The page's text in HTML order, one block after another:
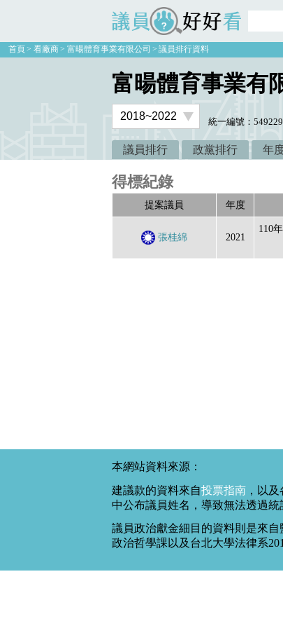
議員好好看
首頁 看廠商 富暘體育事業有限公司 議員排行資料
富暘體育事業有
統一編號：
議員排行 政黨排行 年
得標紀錄
提案議員 年度
張桂綿 2021
110
本網站資料來源：
建議款的資料來自投票指南 ，以
中公布議員姓名，導致無法透過
議員政治獻金細目的資料則是來
政治哲學課以及台北大學法律系